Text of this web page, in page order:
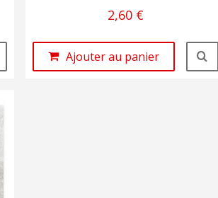
2,60 €
Ajouter au panier